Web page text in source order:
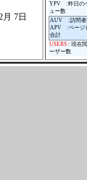
月 7日
YPV :昨日の
ュー数
AUV :訪問者
APV :ページ
合計
USERS : 現在
ーザー数